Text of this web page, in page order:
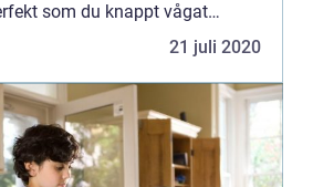
som du knappt vågat
21 juli 2020